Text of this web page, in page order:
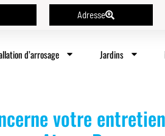
Adresse
d’arrosage Jardins
votre